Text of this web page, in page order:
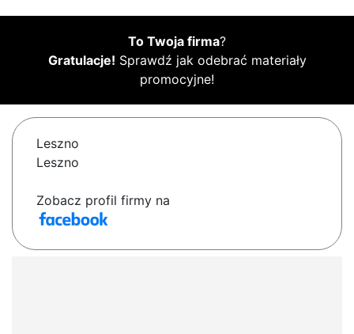
To Twoja firma?
Gratulacje! Sprawdź jak odebrać materiały
promocyjne!
Leszno
Leszno
Zobacz profil firmy na